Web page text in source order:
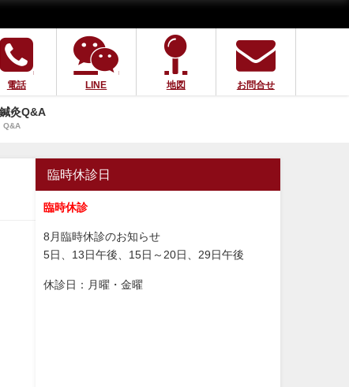
電話 LINE 地図 お問合せ
灸Q&A
Q&A
臨時休診日
臨時休診
8月臨時休診のお知らせ
5日、13日午後、15日～20日、29日午後
休診日：月曜・金曜